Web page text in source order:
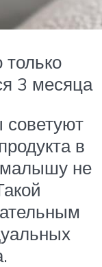
3 месяца
советуют
в
малышу не